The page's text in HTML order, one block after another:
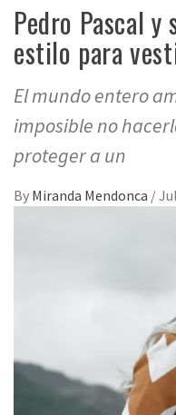
Pedro Pascal y
estilo para
El mundo entero
imposible no
proteger a un
By Miranda Mendonca /